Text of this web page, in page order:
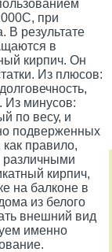
при
В результате
в
кирпич. Он
Из плюсов:
Из минусов:
по весу, и
подверженных
правило,
различными
кирпич,
на балконе в
из белого
внешний вид
именно